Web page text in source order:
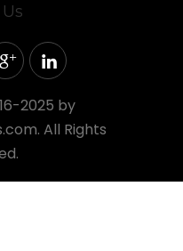
2025 by
All Rights